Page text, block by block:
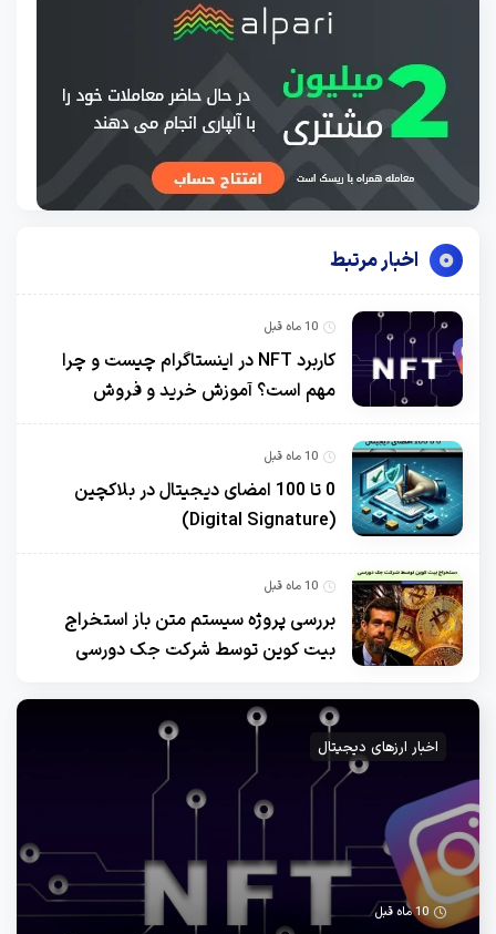
اخبار مرتبط
10 ماه قبل
کاربرد NFT در اینستاگرام چیست و چرا
مهم است؟ آموزش خرید و فروش
10 ماه قبل
0 تا 100 امضای دیجیتال در بلاکچین
(Digital Signature)
10 ماه قبل
بررسی پروژه سیستم متن باز استخراج
بیت کوین توسط شرکت جک دورسی
اخبار ارزهای دیجیتال
10 ماه قبل